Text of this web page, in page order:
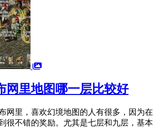
网里地图哪一层比较好
里，喜欢幻境地图的人有很多，因为在
很不错的奖励。尤其是七层和九层，基本